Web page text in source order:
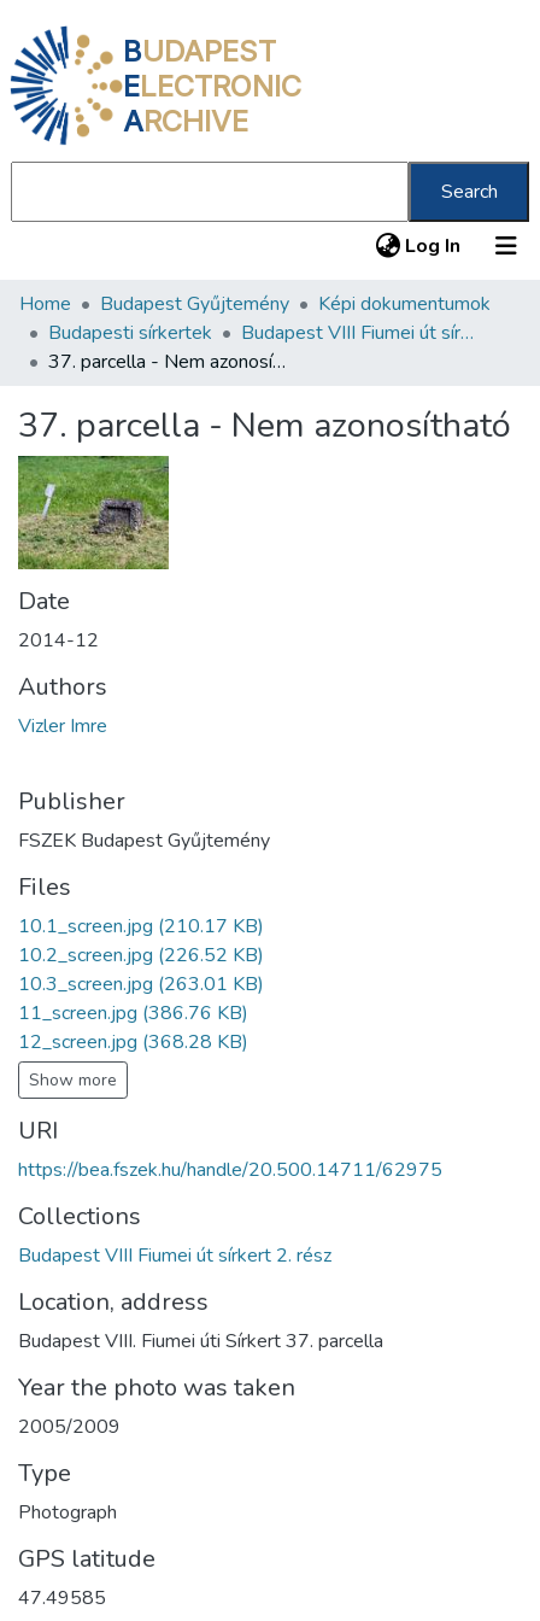
BUDAPEST
ELECTRONIC
ARCHIVE
Search
Log In (current)
Communities & Collections
All of DSpace
About us
Home Budapest Gyűjtemény
Képi dokumentumok
Budapesti sírkertek
Budapest VIII Fiumei út sírkert 2. rész
37. parcella - Nem azonosítható
37. parcella - Nem azonosítható
Date
2014-12
Authors
Vizler Imre
Publisher
FSZEK Budapest Gyűjtemény
Files
10.1_screen.jpg (210.17 KB)
10.2_screen.jpg (226.52 KB)
10.3_screen.jpg (263.01 KB)
11_screen.jpg (386.76 KB)
12_screen.jpg (368.28 KB)
Show more
URI
https://bea.fszek.hu/handle/20.500.14711/62975
Collections
Budapest VIII Fiumei út sírkert 2. rész
Location, address
Budapest VIII. Fiumei úti Sírkert 37. parcella
Year the photo was taken
2005/2009
Type
Photograph
GPS latitude
47.49585